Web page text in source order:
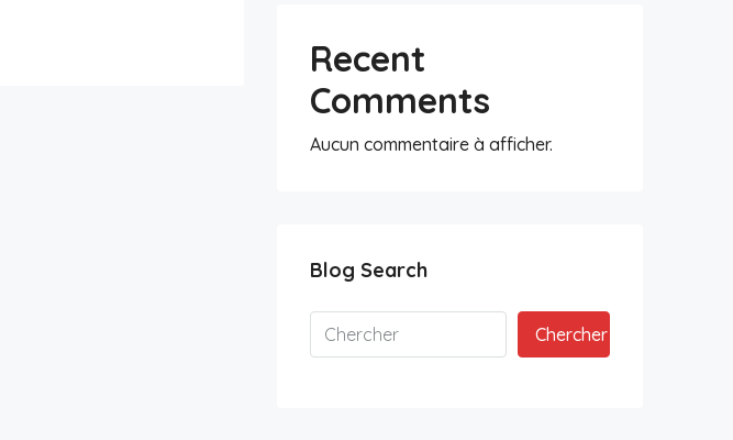
Recent
Comments
Aucun commentaire à afficher.
Blog Search
Chercher